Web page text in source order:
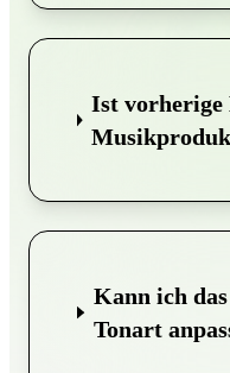
Ist
Kann ich
Tonart